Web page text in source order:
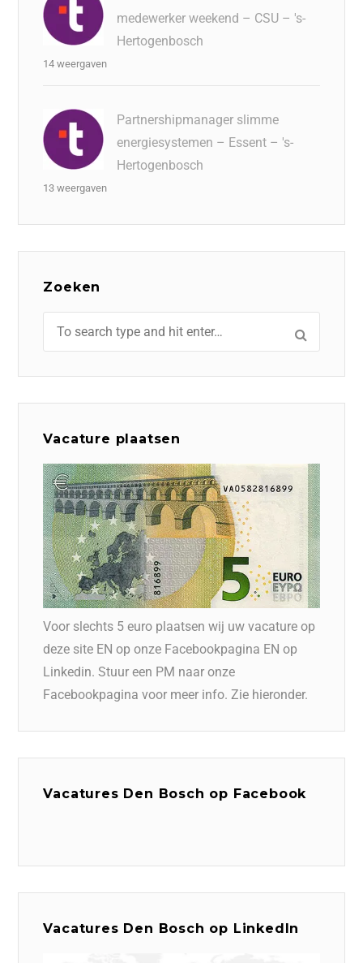
medewerker weekend – CSU – 's-
Hertogenbosch
14 weergaven
Partnershipmanager slimme
energiesystemen – Essent – 's-
Hertogenbosch
13 weergaven
Zoeken
Vacature plaatsen
Voor slechts 5 euro plaatsen wij uw vacature op
deze site EN op onze Facebookpagina EN op
Linkedin. Stuur een PM naar onze
Facebookpagina voor meer info. Zie hieronder.
Vacatures Den Bosch op Facebook
Vacatures Den Bosch op LinkedIn